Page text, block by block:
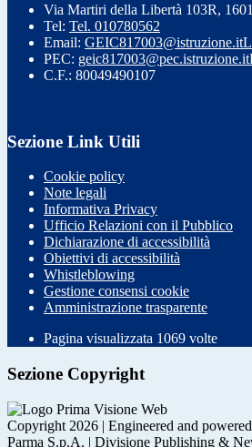
Via Martiri della Libertà 103R,
Tel: Tel. 010780562
Email: GEIC817003@istruzione.it
PEC: geic817003@pec.istruzione.it
C.F.: 80049490107
Sezione Link Utili
Cookie policy
Note legali
Informativa Privacy
Ufficio Relazioni con il Pubblico
Dichiarazione di accessibilità
Obiettivi di accessibilità
Whistleblowing
Gestione consensi cookie
Amministrazione trasparente
Pagina visualizzata 1069 volte
Sezione Copyright
Copyright 2026 | Engineered and
Parma S.p.A. | Divisione Publishing &